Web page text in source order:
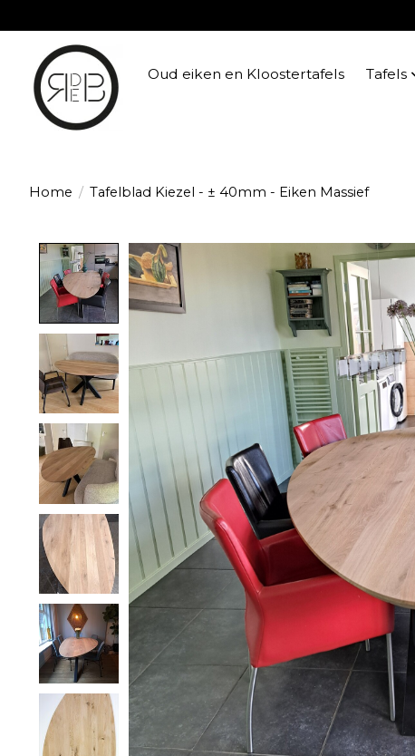
Oud eiken en Kloostertafels Tafels
Home / Tafelblad Kiezel - ± 40mm - Eiken Massief
Product image slideshow Items